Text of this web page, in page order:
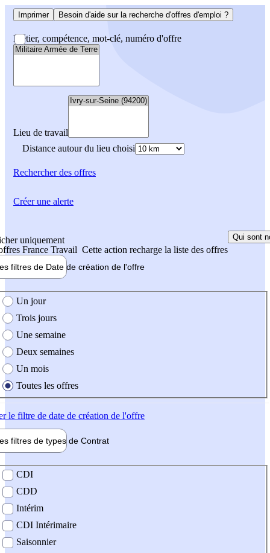
Imprimer Besoin d'aide sur la recherche d'offres d'emploi ?
Métier, compétence, mot-clé, numéro d'offre
Lieu de travail
Distance autour du lieu choisi
Rechercherdes offres
uniquement
France Travail Cette action recharge la liste des offres
Qui sont
filtres de Date de création de l'offre
création de l'offre
Un jour
Trois jours
Une semaine
Deux semaines
Un mois
Toutes les offres
le filtre de date de création de l'offre
filtres de types de Contrat
contrat
CDI
CDD
Intérim
CDI Intérimaire
Saisonnier
Créer une alerte